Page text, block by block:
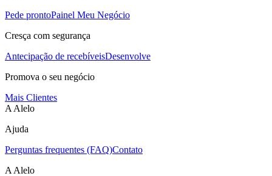
Pede prontoPainel Meu Negócio
Cresça com segurança
Antecipação de recebíveisDesenvolve
Promova o seu negócio
Mais Clientes
A Alelo
Ajuda
Perguntas frequentes (FAQ)Contato
A Alelo